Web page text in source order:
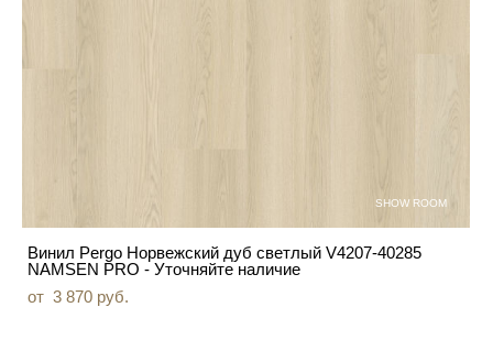
SHOW ROOM
Винил Pergo Норвежский дуб светлый V4207-40285
NAMSEN PRO - Уточняйте наличие
от 3 870 pуб.